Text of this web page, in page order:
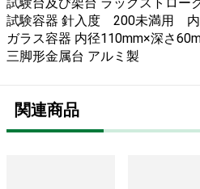
試験容器 針入度 200未満用 内
ガラス容器 内径110mm×深さ
三脚形金属台 アルミ製
関連商品